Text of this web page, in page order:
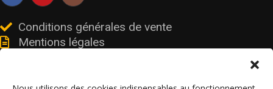
Conditions générales de vente
Mentions légales